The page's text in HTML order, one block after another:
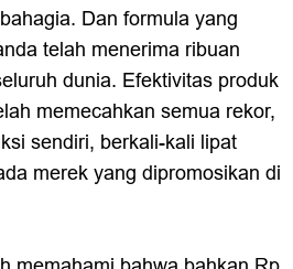
Dan formula yang
telah menerima ribuan
dunia. Efektivitas produk
memecahkan semua rekor,
sendiri, berkali-kali lipat
merek yang dipromosikan di